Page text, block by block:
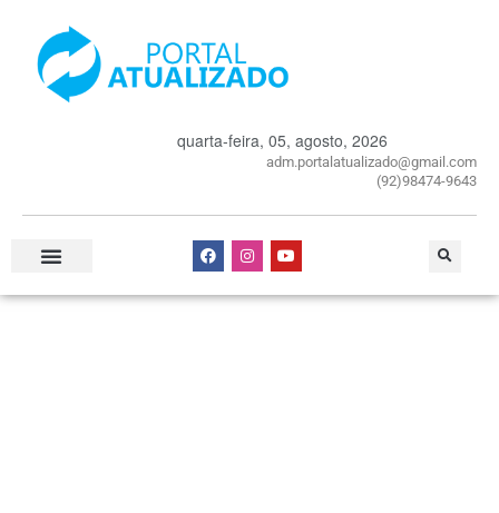
quarta-feira, 05, agosto, 2026
adm.portalatualizado@gmail.com
(92)98474-9643